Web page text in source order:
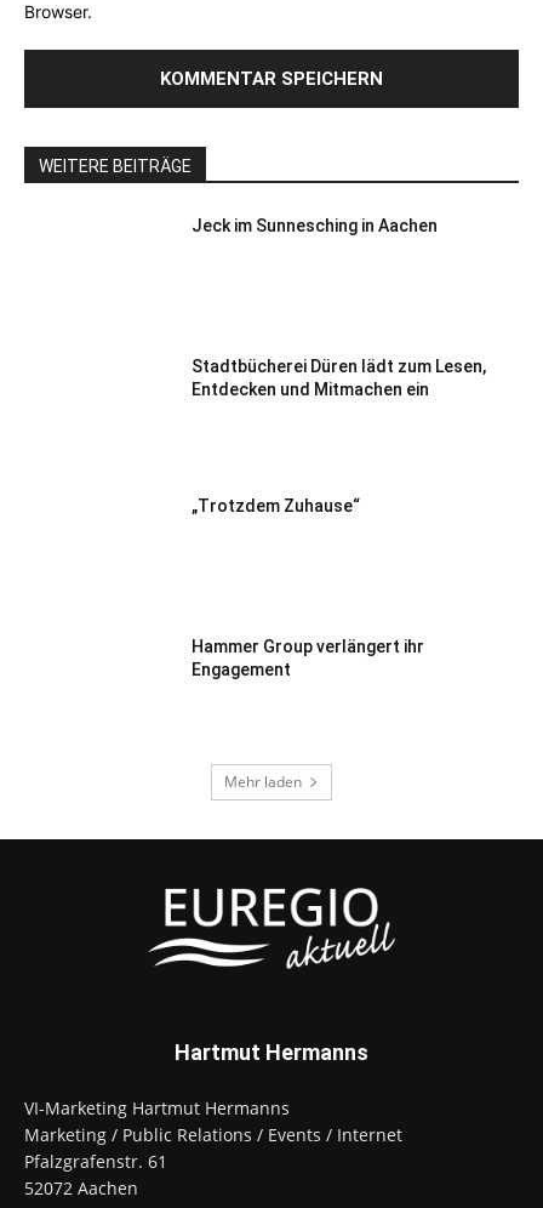
Browser.
WEITERE BEITRÄGE
Jeck im Sunnesching in Aachen
Stadtbücherei Düren lädt zum Lesen,
Entdecken und Mitmachen ein
„Trotzdem Zuhause“
Hammer Group verlängert ihr
Engagement
Mehr laden
Hartmut Hermanns
VI-Marketing Hartmut Hermanns
Marketing / Public Relations / Events / Internet
Pfalzgrafenstr. 61
52072 Aachen